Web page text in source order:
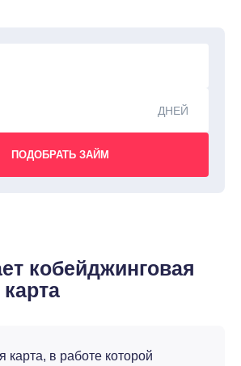
ДНЕЙ
кобейджинговая
карта, в работе которой